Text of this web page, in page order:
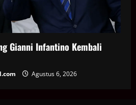
Gianni Infantino Kembali
Agustus 6, 2026